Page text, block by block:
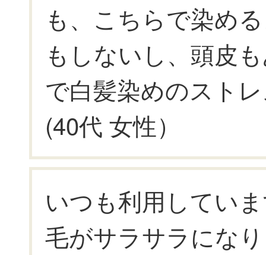
も、こちらで染め
もしないし、頭皮
で白髪染めのスト
(40代 女性）
いつも利用してい
毛がサラサラにな